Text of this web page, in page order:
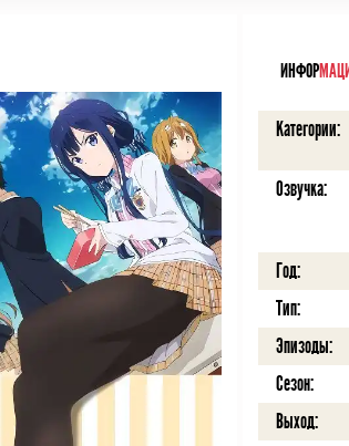
ИНФОР
Категории:
Озвучка:
Год:
Тип:
Эпизоды:
Сезон:
Выход: